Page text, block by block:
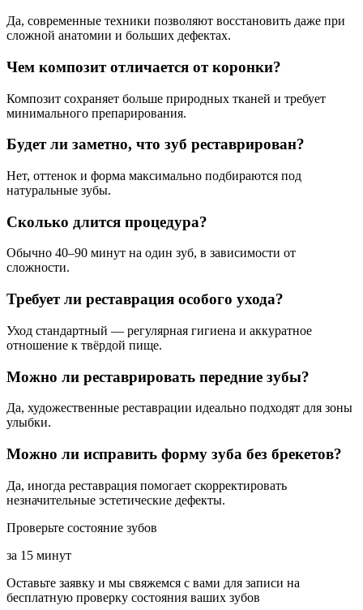
Да, современные техники позволяют восстановить даже при
сложной анатомии и больших дефектах.
Чем композит отличается от коронки?
Композит сохраняет больше природных тканей и требует
минимального препарирования.
Будет ли заметно, что зуб реставрирован?
Нет, оттенок и форма максимально подбираются под
натуральные зубы.
Сколько длится процедура?
Обычно 40–90 минут на один зуб, в зависимости от
сложности.
Требует ли реставрация особого ухода?
Уход стандартный — регулярная гигиена и аккуратное
отношение к твёрдой пище.
Можно ли реставрировать передние зубы?
Да, художественные реставрации идеально подходят для зоны
улыбки.
Можно ли исправить форму зуба без брекетов?
Да, иногда реставрация помогает скорректировать
незначительные эстетические дефекты.
Проверьте состояние зубов
за 15 минут
Оставьте заявку и мы свяжемся с вами для записи на
бесплатную проверку состояния ваших зубов